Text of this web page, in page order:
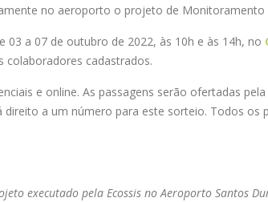
no aeroporto o projeto de Monitoramento
a 07 de outubro de 2022, às 10h e às 14h, no
colaboradores cadastrados.
e online. As passagens serão ofertadas
a um número para este sorteio. Todos os
executado pela Ecossis no Aeroporto Santos